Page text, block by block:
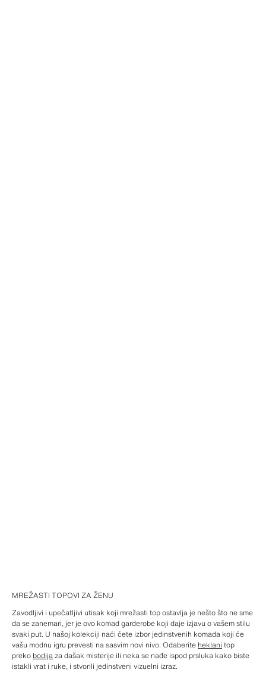
MREŽASTI TOPOVI ZA ŽENU
Zavodljivi i upečatljivi utisak koji mrežasti top ostavlja je nešto što ne sme
da se zanemari, jer je ovo komad garderobe koji daje izjavu o vašem stilu
svaki put. U našoj kolekciji naći ćete izbor jedinstvenih komada koji će
vašu modnu igru prevesti na sasvim novi nivo. Odaberite heklani top
preko bodijaza dašak misterije ili neka se nađe ispod prsluka kako biste
istakli vrat i ruke, i stvorili jedinstveni vizuelni izraz.